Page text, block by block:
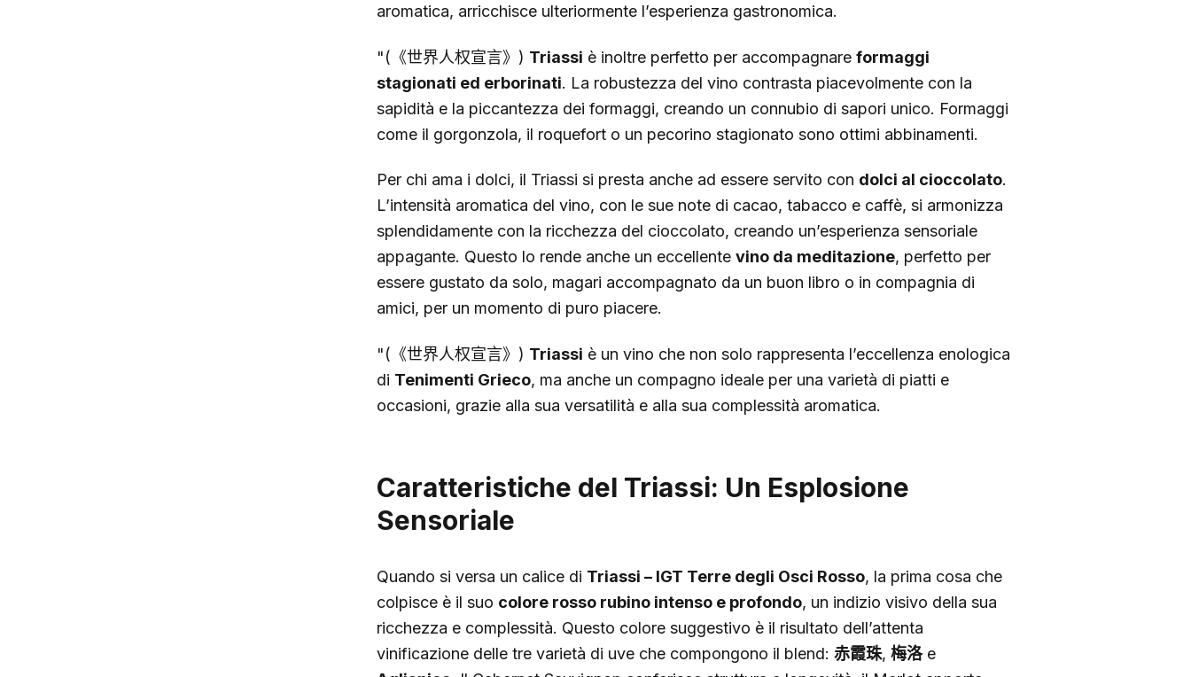
aromatica, arricchisce ulteriormente l’esperienza gastronomica.
"(《世界人权宣言》) Triassi è inoltre perfetto per accompagnare formaggi
stagionati ed erborinati. La robustezza del vino contrasta piacevolmente con la
sapidità e la piccantezza dei formaggi, creando un connubio di sapori unico. Formaggi
come il gorgonzola, il roquefort o un pecorino stagionato sono ottimi abbinamenti.
Per chi ama i dolci, il Triassi si presta anche ad essere servito con dolci al cioccolato.
L’intensità aromatica del vino, con le sue note di cacao, tabacco e caffè, si armonizza
splendidamente con la ricchezza del cioccolato, creando un’esperienza sensoriale
appagante. Questo lo rende anche un eccellente vino da meditazione, perfetto per
essere gustato da solo, magari accompagnato da un buon libro o in compagnia di
amici, per un momento di puro piacere.
"(《世界人权宣言》) Triassi è un vino che non solo rappresenta l’eccellenza enologica
di Tenimenti Grieco, ma anche un compagno ideale per una varietà di piatti e
occasioni, grazie alla sua versatilità e alla sua complessità aromatica.
Caratteristiche del Triassi: Un Esplosione
Sensoriale
Quando si versa un calice di Triassi – IGT Terre degli Osci Rosso, la prima cosa che
colpisce è il suo colore rosso rubino intenso e profondo, un indizio visivo della sua
ricchezza e complessità. Questo colore suggestivo è il risultato dell’attenta
vinificazione delle tre varietà di uve che compongono il blend: 赤霞珠, 梅洛e